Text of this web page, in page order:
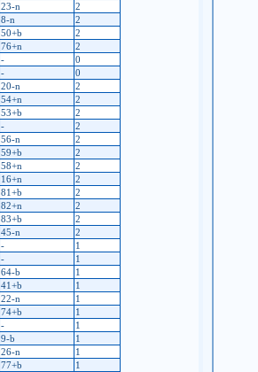
23-n
2
8-n
2
50+b
2
76+n
2
-
0
-
0
20-n
2
54+n
2
53+b
2
-
2
56-n
2
59+b
2
58+n
2
16+n
2
81+b
2
82+n
2
83+b
2
45-n
2
-
1
-
1
64-b
1
41+b
1
22-n
1
74+b
1
-
1
9-b
1
26-n
1
77+b
1